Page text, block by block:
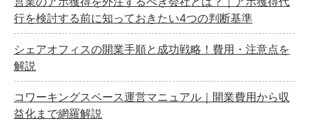
行を検討する前に知っておきたい4つの判断基準
シェアオフィスの開業手順と成功戦略！費用・注意点を
解説
コワーキングスペース運営マニュアル｜開業費用から収
益化まで網羅解説